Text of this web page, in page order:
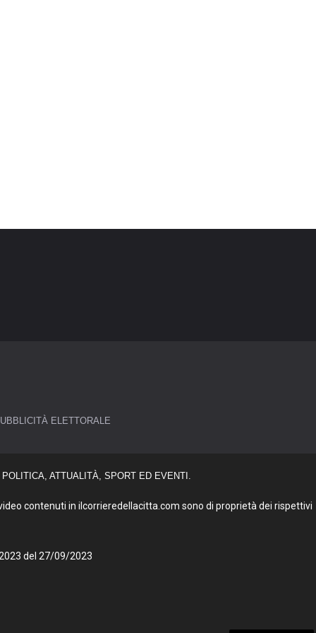
ELETTORALE
ATTUALITÀ, SPORT ED EVENTI.
contenuti in ilcorrieredellacitta.com sono di proprietà dei rispettivi
del 27/09/2023